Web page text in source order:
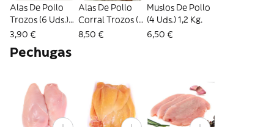
Alas De Pollo
Trozos (6 Uds.)
600 Gr.
3,90 €
Alas De Pollo
Corral Trozos (6
Uds.) 900 Gr.
8,50 €
Muslos De Pollo
(4 Uds.) 1,2 Kg.
6,50 €
Pechugas